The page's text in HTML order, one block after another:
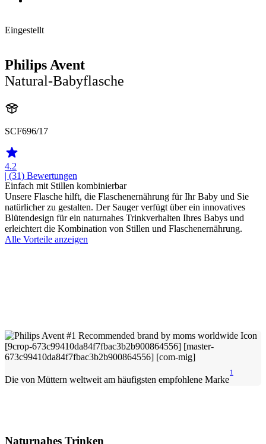
Eingestellt
Philips Avent
Natural-Babyflasche
SCF696/17
4.2
| (31) Bewertungen
Einfach mit Stillen kombinierbar
Unsere Flasche hilft, die Flaschenernährung für Ihr Baby und Sie
natürlicher zu gestalten. Der Sauger verfügt über ein innovatives
Blütendesign für ein naturnahes Trinkverhalten Ihres Babys und
erleichtert die Kombination von Stillen und Flaschenernährung.
Alle Vorteile anzeigen
Die von Müttern weltweit am häufigsten empfohlene Marke
1
Naturnahes Trinken